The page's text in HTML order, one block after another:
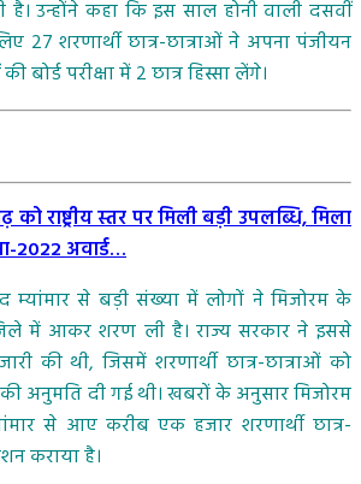
है। उन्होंने कहा कि इस साल होनी वाली दसवीं
27 शरणार्थी छात्र-छात्राओं ने अपना पंजीयन
बोर्ड परीक्षा में 2 छात्र हिस्सा लेंगे।
को राष्ट्रीय स्तर पर मिली बड़ी उपलब्धि, मिला
2022 अवार्ड…
से बड़ी संख्या में लोगों ने मिजोरम के
में आकर शरण ली है। राज्य सरकार ने इससे
की थी, जिसमें शरणार्थी छात्र-छात्राओं को
की अनुमति दी गई थी। खबरों के अनुसार मिजोरम
से आए करीब एक हजार शरणार्थी छात्र-
कराया है।